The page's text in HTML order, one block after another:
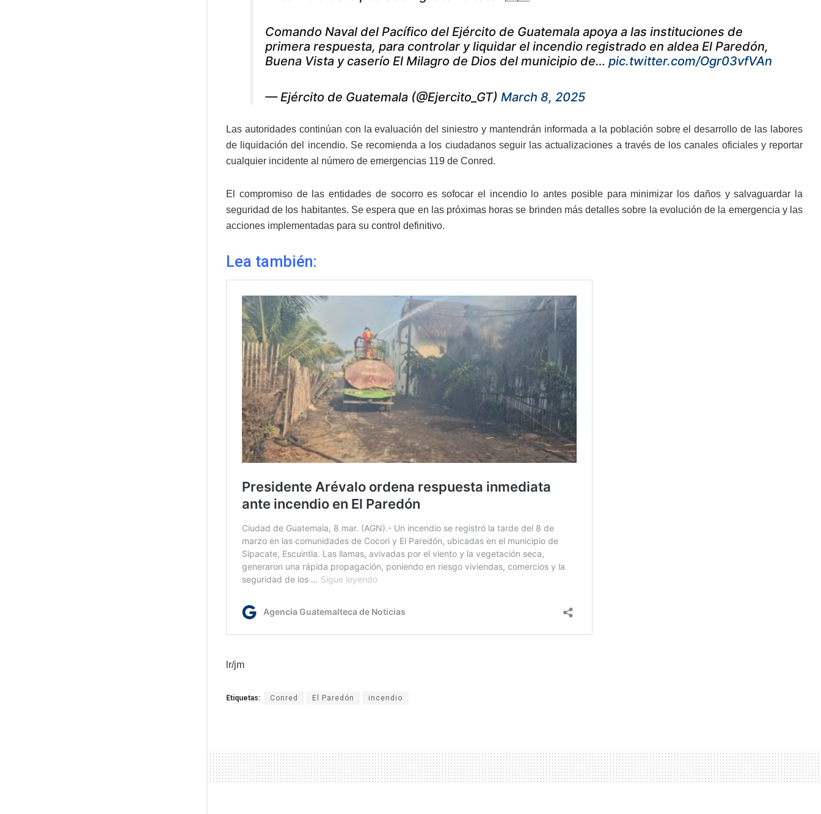
Comando Naval del Pacífico del Ejército de Guatemala apoya a las instituciones de
primera respuesta, para controlar y liquidar el incendio registrado en aldea El Paredón,
Buena Vista y caserío El Milagro de Dios del municipio de… pic.twitter.com/Ogr03vfVAn
— Ejército de Guatemala (@Ejercito_GT) March 8, 2025
Las autoridades continúan con la evaluación del siniestro y mantendrán informada a la población sobre el desarrollo de las labores
de liquidación del incendio. Se recomienda a los ciudadanos seguir las actualizaciones a través de los canales oficiales y reportar
cualquier incidente al número de emergencias 119 de Conred.
El compromiso de las entidades de socorro es sofocar el incendio lo antes posible para minimizar los daños y salvaguardar la
seguridad de los habitantes. Se espera que en las próximas horas se brinden más detalles sobre la evolución de la emergencia y las
acciones implementadas para su control definitivo.
Lea también:
lr/jm
Etiquetas: Conred El Paredón incendio